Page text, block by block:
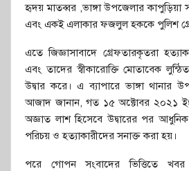
হৃদয় মাতব্বর ,ভাঙ্গা উপজেলার কাপুড়িয়া
এবং একই এলাকার ফজলুল হককে পুলিশ
এতে জিজ্ঞাসাবাদে গ্রেফতারকৃতরা
এবং তাদের স্বীকারোক্তি মোতাবেক
উদ্বার করে। এ ব্যাপারে ভাঙ্গা থানার
আজাদ জানান, গত ১৫ অক্টোবর ২০২১ ইং
অজ্ঞাত লাশ হিসেবে উদ্বারের পর আধুনিক
পরিচয় ও হত্যাকারীদের সনাক্ত করা হয়।
পরে গোপন সংবাদের ভিত্তিতে